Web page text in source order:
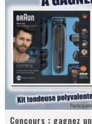
Concours : gagnez